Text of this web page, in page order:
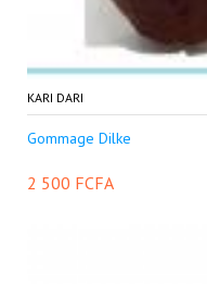
KARI DARI
Gommage Dilke
2 500 FCFA